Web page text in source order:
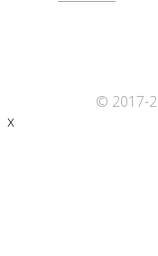
© 2017-
x